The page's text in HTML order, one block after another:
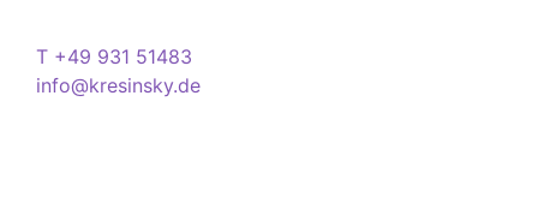
T +49 931 51483
info@kresinsky.de